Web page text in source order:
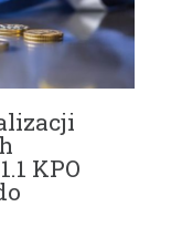
KPO